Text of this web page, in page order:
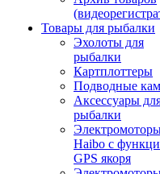
Товары для рыбалки
Эхолоты для
рыбалки
Картплоттеры
Подводные
Аксессуары
рыбалки
Haibo с
GPS якоря